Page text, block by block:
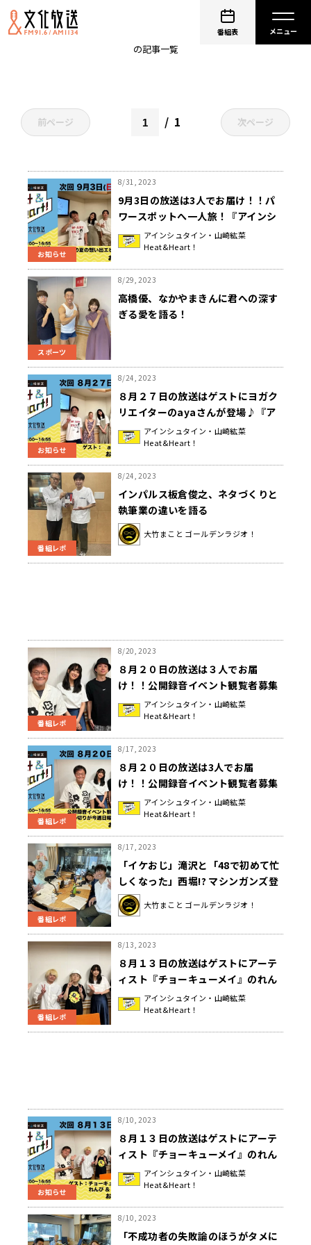
番組表
の記事一覧
前ページ 1 次ページ
お知らせ
8/31, 2023
9月3日の放送は3人でお届け！！パ
ワースポットへ一人旅！『アインシ
ュタイン・山崎紘菜
Heat&Heart!』
アインシュタイン・山崎紘菜
Heat&Heart！
スポーツ
8/29, 2023
高橋優、なかやまきんに君への深す
ぎる愛を語る！
お知らせ
8/24, 2023
８月２７日の放送はゲストにヨガク
リエイターのayaさんが登場♪『ア
インシュタイン・山崎紘菜
Heat&Heart!』
アインシュタイン・山崎紘菜
Heat&Heart！
番組レポ
8/24, 2023
インパルス板倉俊之、ネタづくりと
執筆業の違いを語る
大竹まこと ゴールデンラジオ！
番組レポ
8/20, 2023
８月２０日の放送は３人でお届
け！！公開録音イベント観覧者募集
締め切りが今日まで！『アインシュ
タイン・山崎紘菜 Heat&Heart!』
アインシュタイン・山崎紘菜
Heat&Heart！
番組レポ
8/17, 2023
８月２０日の放送は3人でお届
け！！公開録音イベント観覧者募集
締め切りが今週まで！『アインシュ
タイン・山崎紘菜 Heat&Heart!』
アインシュタイン・山崎紘菜
Heat&Heart！
番組レポ
8/17, 2023
「イケおじ」滝沢と「48で初めて忙
しくなった」西堀!? マシンガンズ登
場！
大竹まこと ゴールデンラジオ！
番組レポ
8/13, 2023
８月１３日の放送はゲストにアーテ
ィスト『チョーキューメイ』のれん
ぴさんと、空閑興一郎さんが登場♪
むしろ仲良し！？２人揃ってやらか
アインシュタイン・山崎紘菜
Heat&Heart！
お知らせ
8/10, 2023
８月１３日の放送はゲストにアーテ
ィスト『チョーキューメイ』のれん
ぴさんと、空閑興一郎さんが登場
♪『アインシュタイン・山崎紘菜
アインシュタイン・山崎紘菜
Heat&Heart！
8/10, 2023
「不成功者の失敗論のほうがタメに